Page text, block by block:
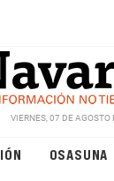
VIERNES, 07 DE AGOSTO
OSASUNA